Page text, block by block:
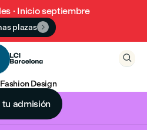
· Inicio septiembre
plazas 

Design
admisión